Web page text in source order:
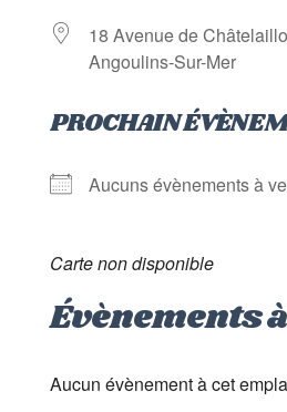
18 Avenue de
Angoulins-Sur-Mer
PROCHAIN
Aucuns évènements à
Carte non disponible
Évènements
Aucun évènement à cet